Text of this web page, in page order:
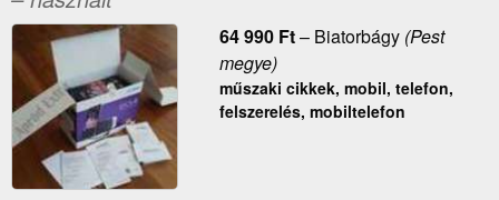
64 990 Ft– Biatorbágy(Pest
megye)
műszaki cikkek, mobil, telefon,
felszerelés, mobiltelefon